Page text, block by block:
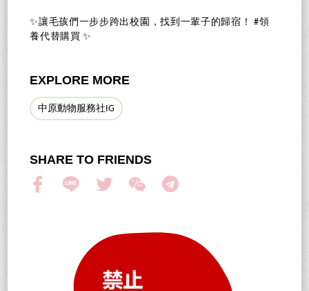
✨讓毛孩們一步步跨出校園，找到一輩子的歸宿！ #領
養代替購買 ✨
EXPLORE MORE
中原動物服務社IG
SHARE TO FRIENDS